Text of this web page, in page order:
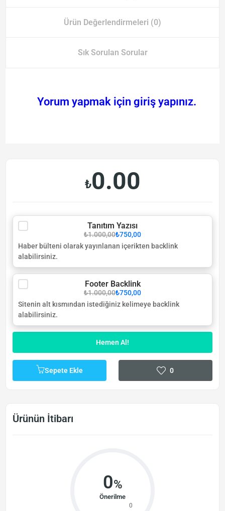
Ürün Değerlendirmeleri (0)
Sık Sorulan Sorular
Yorum yapmak için giriş yapınız.
₺0.00
Tanıtım Yazısı
₺1.000,00₺750,00
Haber bülteni olarak yayınlanan içerikten backlink
alabilirsiniz.
Footer Backlink
₺1.000,00₺750,00
Sitenin alt kısmından istediğiniz kelimeye backlink
alabilirsiniz.
Hemen Al!
Sepete Ekle 0
Ürünün İtibarı
0%
Önerilme
0